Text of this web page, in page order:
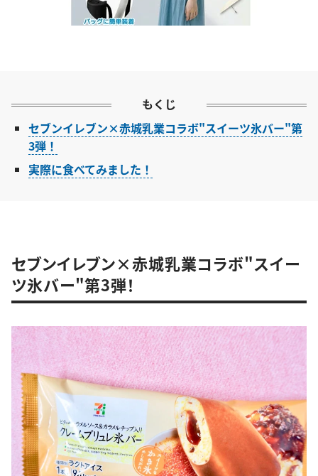
もくじ
セブンイレブン×赤城乳業コラボ"スイーツ氷バー"第
3弾！
実際に食べてみました！
セブンイレブン×赤城乳業コラボ"スイー
ツ氷バー"第3弾！